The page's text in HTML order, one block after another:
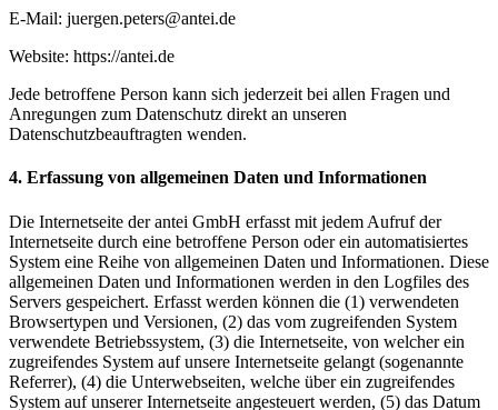
E-Mail: juergen.peters@antei.de
Website: https://antei.de
Jede betroffene Person kann sich jederzeit bei allen Fragen und
Anregungen zum Datenschutz direkt an unseren
Datenschutzbeauftragten wenden.
4. Erfassung von allgemeinen Daten und Informationen
Die Internetseite der antei GmbH erfasst mit jedem Aufruf der
Internetseite durch eine betroffene Person oder ein automatisiertes
System eine Reihe von allgemeinen Daten und Informationen. Diese
allgemeinen Daten und Informationen werden in den Logfiles des
Servers gespeichert. Erfasst werden können die (1) verwendeten
Browsertypen und Versionen, (2) das vom zugreifenden System
verwendete Betriebssystem, (3) die Internetseite, von welcher ein
zugreifendes System auf unsere Internetseite gelangt (sogenannte
Referrer), (4) die Unterwebseiten, welche über ein zugreifendes
System auf unserer Internetseite angesteuert werden, (5) das Datum